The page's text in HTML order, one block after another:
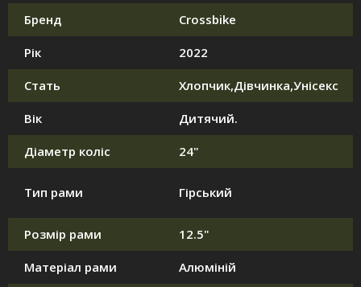
Бренд Crossbike
Рік 2022
Стать Хлопчик,Дівчинка,Унісекс
Вік Дитячий.
Діаметр коліс 24"
Тип рами Гірський
Розмір рами 12.5"
Матеріал рами Алюміній